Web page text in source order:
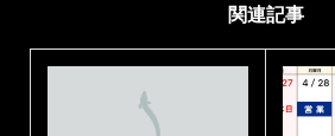
関連記事